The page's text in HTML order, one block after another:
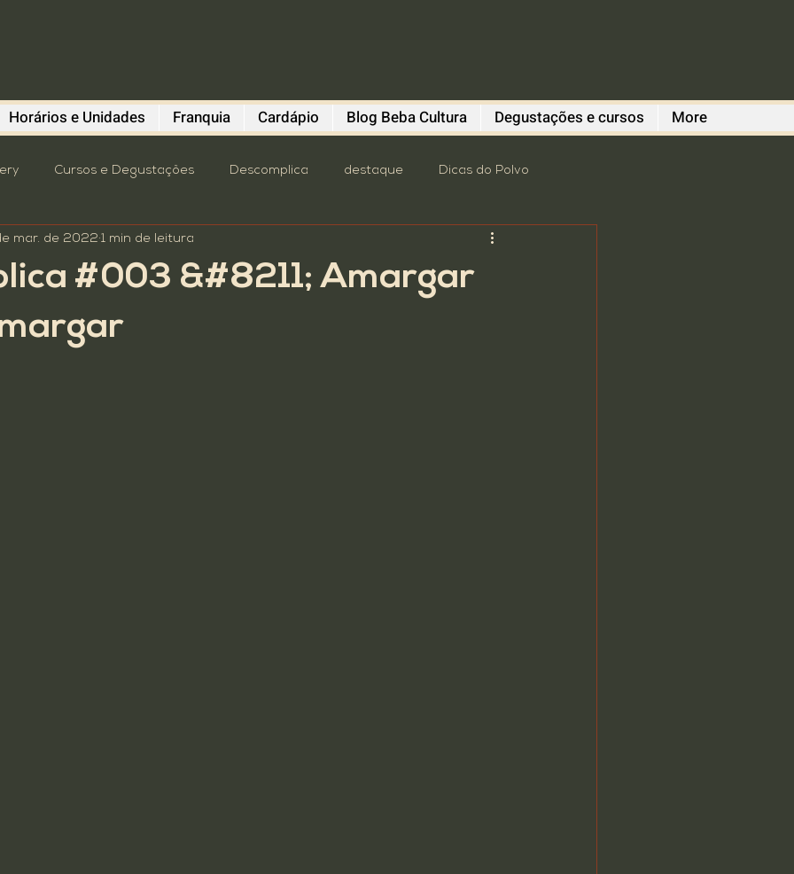
Horários e Unidades Franquia Cardápio Blog Beba Cultura Degustações e cursos More
Cursos e Degustações Descomplica destaque Dicas do Polvo
oktoberfest revitalização
#003 &#8211; Amargar
mar. de 2022 1 min de leitura